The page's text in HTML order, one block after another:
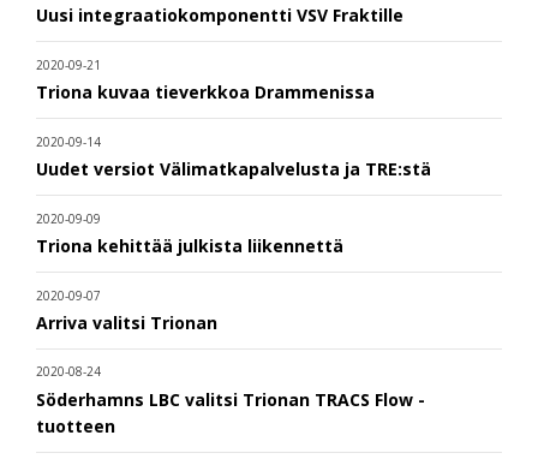
Uusi integraatiokomponentti VSV Fraktille
2020-09-21
Triona kuvaa tieverkkoa Drammenissa
2020-09-14
Uudet versiot Välimatkapalvelusta ja TRE:stä
2020-09-09
Triona kehittää julkista liikennettä
2020-09-07
Arriva valitsi Trionan
2020-08-24
Söderhamns LBC valitsi Trionan TRACS Flow -
tuotteen